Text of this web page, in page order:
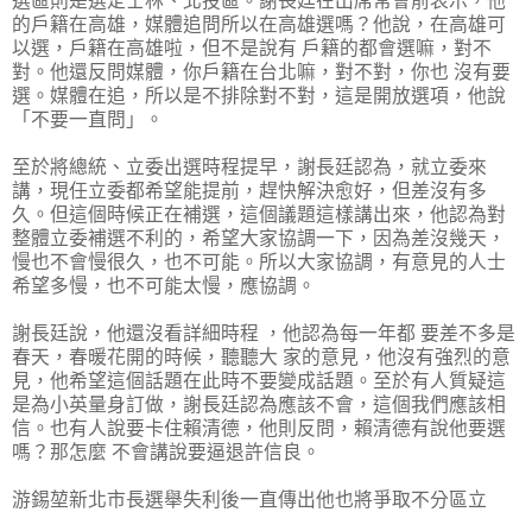
的戶籍在高雄，媒體追問所以在高雄選嗎？他說，在高雄可
以選，戶籍在高雄啦，但不是說有 戶籍的都會選嘛，對不
對。他還反問媒體，你戶籍在台北嘛，對不對，你也 沒有要
選。媒體在追，所以是不排除對不對，這是開放選項，他說
「不要一直問」。
至於將總統、立委出選時程提早，謝長廷認為，就立委來
講，現任立委都希望能提前，趕快解決愈好，但差沒有多
久。但這個時候正在補選，這個議題這樣講出來，他認為對
整體立委補選不利的，希望大家協調一下，因為差沒幾天，
慢也不會慢很久，也不可能。所以大家協調，有意見的人士
希望多慢，也不可能太慢，應協調。
謝長廷說，他還沒看詳細時程 ，他認為每一年都 要差不多是
春天，春暖花開的時候，聽聽大 家的意見，他沒有強烈的意
見，他希望這個話題在此時不要變成話題。至於有人質疑這
是為小英量身訂做，謝長廷認為應該不會，這個我們應該相
信。也有人說要卡住賴清德，他則反問，賴清德有說他要選
嗎？那怎麼 不會講說要逼退許信良。
游錫堃新北市長選舉失利後一直傳出他也將爭取不分區立